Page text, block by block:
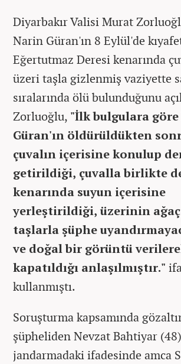
Diyarbakır Valisi Murat
Narin Güran'ın 8 Eylül'de
Eğertutmaz Deresi kenarında
üzeri taşla gizlenmiş vaziyette
sıralarında ölü bulunduğunu
Zorluoğlu, "İlk bulgulara
Güran'ın öldürüldükten
çuvalın içerisine konulup
getirildiği, çuvalla birlikte
kenarında suyun içerisine
yerleştirildiği, üzerinin ağaç
taşlarla şüphe
ve doğal bir görüntü
kapatıldığı anlaşılmıştır."
kullanmıştı.
Soruşturma kapsamında
şüpheliden Nevzat Bahtiyar (48)
jandarmadaki ifadesinde amca